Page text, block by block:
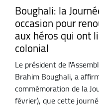
Boughali: la
occasion pour
aux héros qui ont
colonial
Le président de
Brahim Boughali, a
commémoration de la
février), que cette